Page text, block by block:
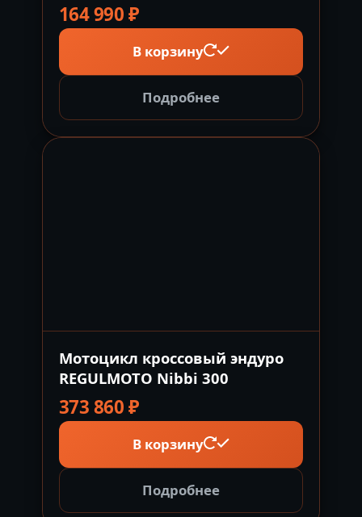
164 990₽
В корзину
Подробнее
Мотоцикл кроссовый эндуро
REGULMOTO Nibbi 300
373 860₽
В корзину
Подробнее